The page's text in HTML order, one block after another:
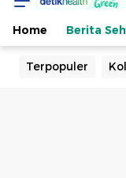
Home Berita
Terpopuler